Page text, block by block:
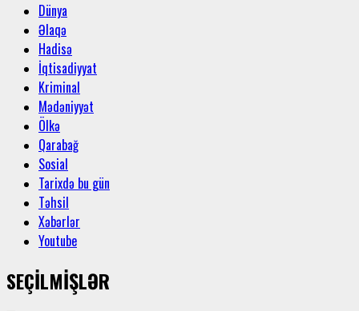
Dünya
Əlaqə
Hadisə
İqtisadiyyat
Kriminal
Mədəniyyət
Ölkə
Qarabağ
Sosial
Tarixdə bu gün
Təhsil
Xəbərlər
Youtube
SEÇİLMİŞLƏR